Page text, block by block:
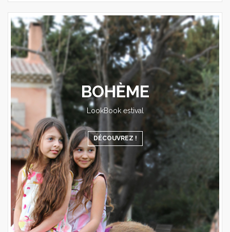
BOHÈME
LookBook estival
DÉCOUVREZ !